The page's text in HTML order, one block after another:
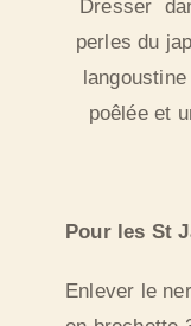
Dresser
perles du
poêlée et
Pour les St
Enlever le